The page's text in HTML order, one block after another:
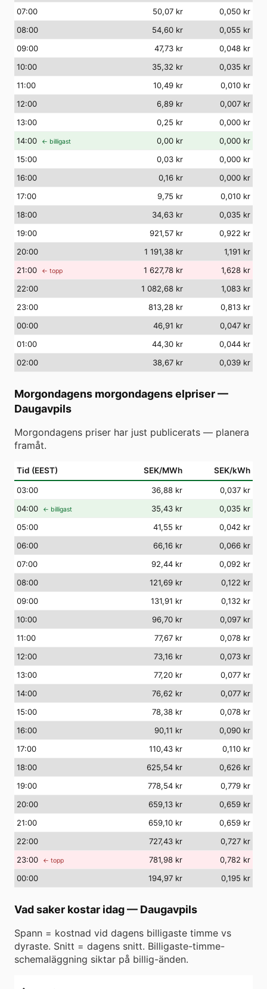
07:00 50,07 kr
0,050 kr
08:00 54,60 kr
0,055 kr
09:00 47,73 kr
0,048 kr
10:00 35,32 kr
0,035 kr
11:00 10,49 kr
0,010 kr
12:00 6,89 kr
0,007 kr
13:00 0,25 kr
0,000 kr
14:00 ← billigast 0,00 kr
0,000 kr
15:00 0,03 kr
0,000 kr
16:00 0,16 kr
0,000 kr
17:00 9,75 kr
0,010 kr
18:00 34,63 kr
0,035 kr
19:00 921,57 kr
0,922 kr
20:00 1 191,38 kr
1,191 kr
21:00 ← topp 1 627,78 kr
1,628 kr
22:00 1 082,68 kr
1,083 kr
23:00 813,28 kr
0,813 kr
00:00 46,91 kr
0,047 kr
01:00 44,30 kr
0,044 kr
02:00 38,67 kr 0,039 kr
Morgondagens morgondagens elpriser—
Daugavpils
Morgondagens priser har just publicerats — planera
framåt.
Tid (EEST) SEK/MWh SEK/kWh
03:00 36,88 kr
0,037 kr
04:00 ← billigast 35,43 kr
0,035 kr
05:00 41,55 kr
0,042 kr
06:00 66,16 kr
0,066 kr
07:00 92,44 kr
0,092 kr
08:00 121,69 kr
0,122 kr
09:00 131,91 kr
0,132 kr
10:00 96,70 kr
0,097 kr
11:00 77,67 kr
0,078 kr
12:00 73,16 kr
0,073 kr
13:00 77,20 kr
0,077 kr
14:00 76,62 kr
0,077 kr
15:00 78,38 kr
0,078 kr
16:00 90,11 kr
0,090 kr
17:00 110,43 kr
0,110 kr
18:00 625,54 kr
0,626 kr
19:00 778,54 kr
0,779 kr
20:00 659,13 kr
0,659 kr
21:00 659,10 kr
0,659 kr
22:00 727,43 kr
0,727 kr
23:00 ← topp 781,98 kr
0,782 kr
00:00 194,97 kr 0,195 kr
Vad saker kostar idag— Daugavpils
Spann = kostnad vid dagens billigaste timme vs
dyraste. Snitt = dagens snitt. Billigaste-timme-
schemaläggning siktar på billig-änden.